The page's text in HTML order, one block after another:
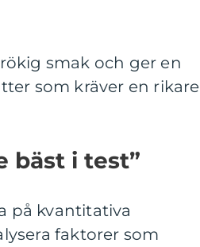
smak och ger en
som kräver en rikare
bäst i test”
på kvantitativa
faktorer som